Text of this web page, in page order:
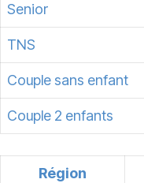
Senior
TNS
Couple sans enfant
Couple 2 enfants
Région